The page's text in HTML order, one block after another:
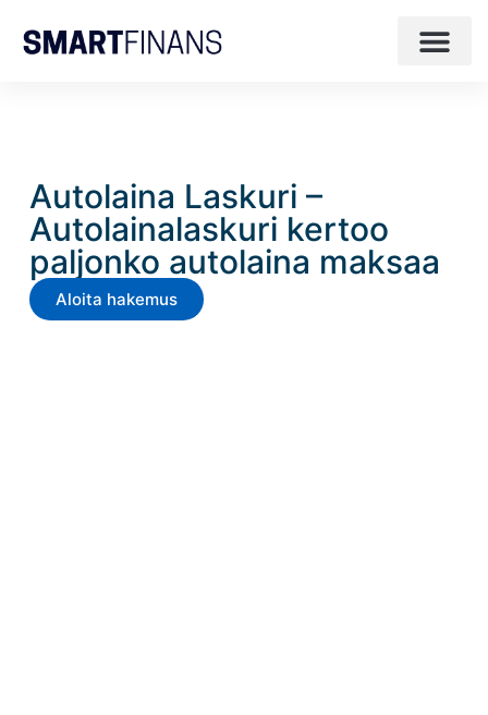
Autolaina Laskuri –
Autolainalaskuri kertoo
paljonko autolaina maksaa
Aloita hakemus